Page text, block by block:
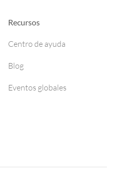
Recursos
Centro de ayuda
Blog
Eventos globales